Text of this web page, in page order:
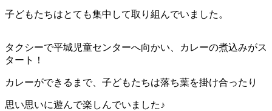
子どもたちはとても集中して取り組んでいました。
タクシーで平城児童センターへ向かい、カレーの煮込みがス
タート！
カレーができるまで、子どもたちは落ち葉を掛け合ったり
思い思いに遊んで楽しんでいました♪